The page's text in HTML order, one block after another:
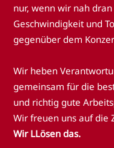
nur, wenn wir nah
Geschwindigkeit und
gegenüber dem
Wir heben
gemeinsam für die
und richtig gute
Wir freuen uns auf die
Wir LLösen das.